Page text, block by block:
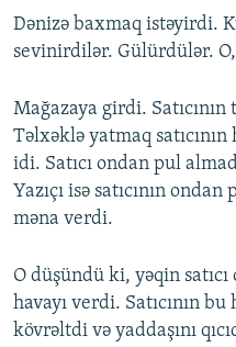
Dənizə baxmaq istəyirdi.
sevinirdilər. Gülürdülər.
Mağazaya girdi.
Təlxəklə yatmaq
idi. Satıcı ondan pul
Yazıçı isə satıcının
məna verdi.
O düşündü ki, yəqin satıcı
havayı verdi. Satıcının bu
kövrəltdi və yaddaşını